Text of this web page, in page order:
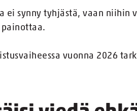
ei synny tyhjästä, vaan niihin
vuonna 2026